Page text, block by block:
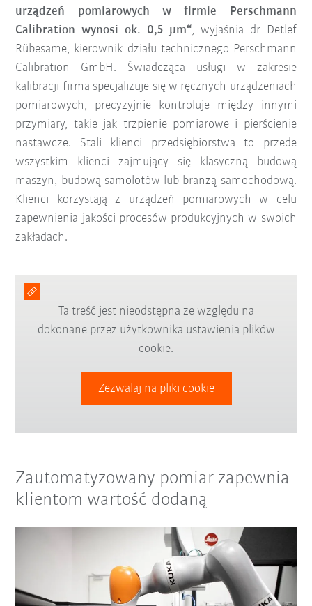
urządzeń pomiarowych w firmie Perschmann
Calibration wynosi ok. 0,5 µm“, wyjaśnia dr Detlef
Rübesame, kierownik działu technicznego Perschmann
Calibration GmbH. Świadcząca usługi w zakresie
kalibracji firma specjalizuje się w ręcznych urządzeniach
pomiarowych, precyzyjnie kontroluje między innymi
przymiary, takie jak trzpienie pomiarowe i pierścienie
nastawcze. Stali klienci przedsiębiorstwa to przede
wszystkim klienci zajmujący się klasyczną budową
maszyn, budową samolotów lub branżą samochodową.
Klienci korzystają z urządzeń pomiarowych w celu
zapewnienia jakości procesów produkcyjnych w swoich
zakładach.
Ta treść jest nieodstępna ze względu na
dokonane przez użytkownika ustawienia plików
cookie.
Zezwalaj na pliki cookie
Zautomatyzowany pomiar zapewnia
klientom wartość dodaną